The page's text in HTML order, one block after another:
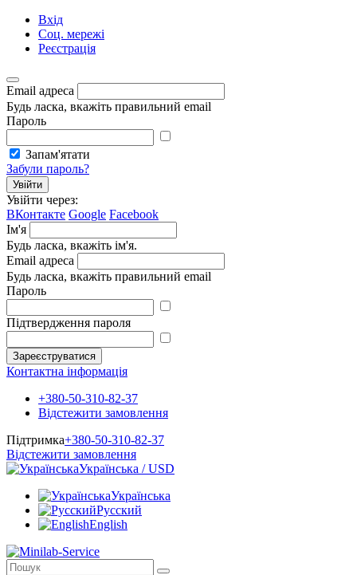
Вхід
Соц. мережі
Реєстрація
Email адреса
Будь ласка, вкажіть правильний email
Пароль
Запам'ятати
Забули пароль?
Увійти
Увійти через:
ВКонтакте Google Facebook
Ім'я
Будь ласка, вкажіть ім'я.
Email адреса
Будь ласка, вкажіть правильний email
Пароль
Підтвердження пароля
Зареєструватися
Контактна інформація
+380-50-310-82-37
Відстежити замовлення
Підтримка+380-50-310-82-37
Відстежити замовлення
Українська / USD
Українська
Русский
English